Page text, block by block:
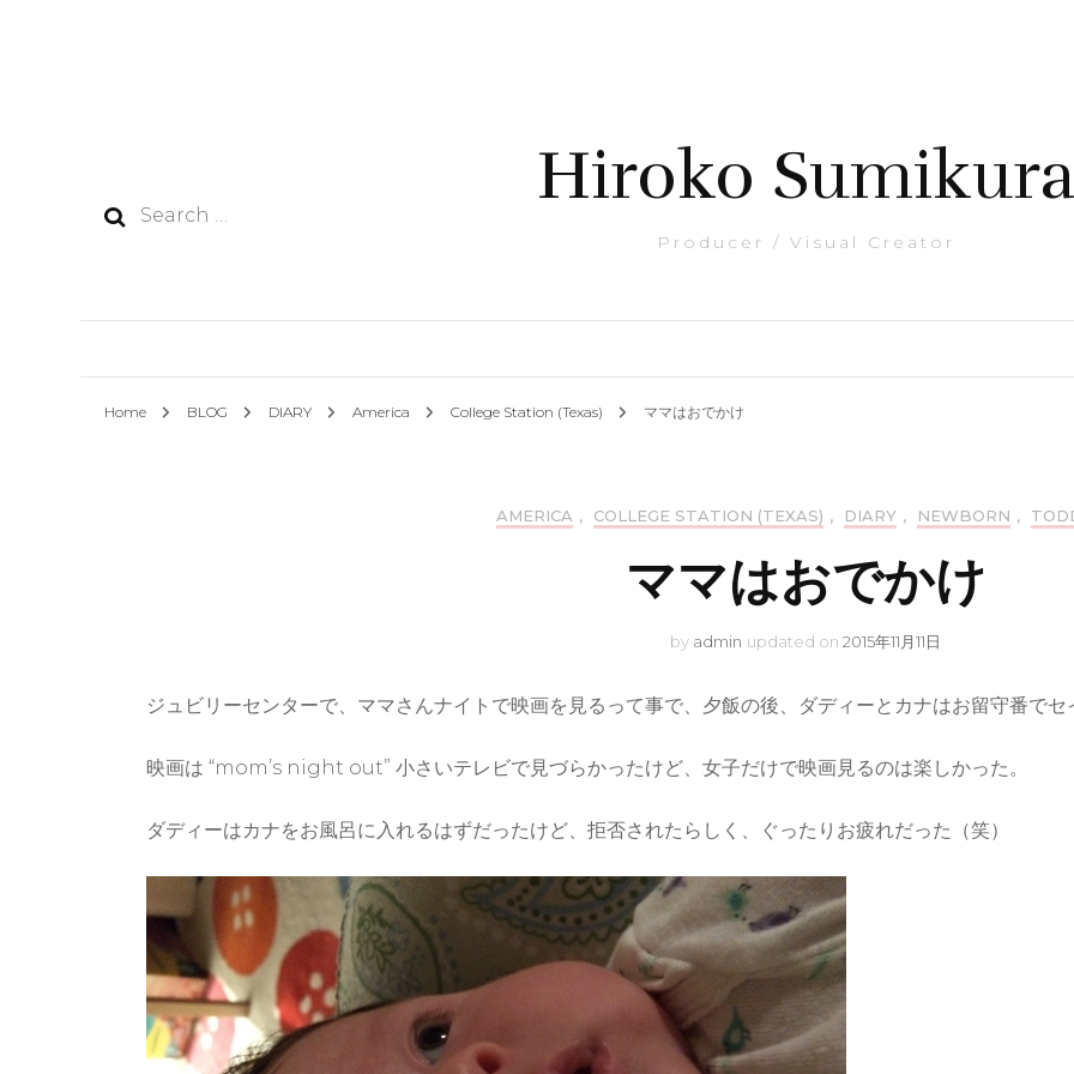
Search
Hiroko Sumikura
Producer / Visual Creator
Home BLOG DIARY America College Station (Texas) ママはおでかけ
AMERICA , COLLEGE STATION (TEXAS) , DIARY , NEWBORN ,
ママはおでかけ
by admin updated on 2015年11月11日
ジュビリーセンターで、ママさんナイトで映画を見るって事で、夕飯の後、ダディーとカナはお留守番でセ
映画は “mom’s night out” 小さいテレビで見づらかったけど、女子だけで映画見るのは楽しかった。
ダディーはカナをお風呂に入れるはずだったけど、拒否されたらしく、ぐったりお疲れだった（笑）